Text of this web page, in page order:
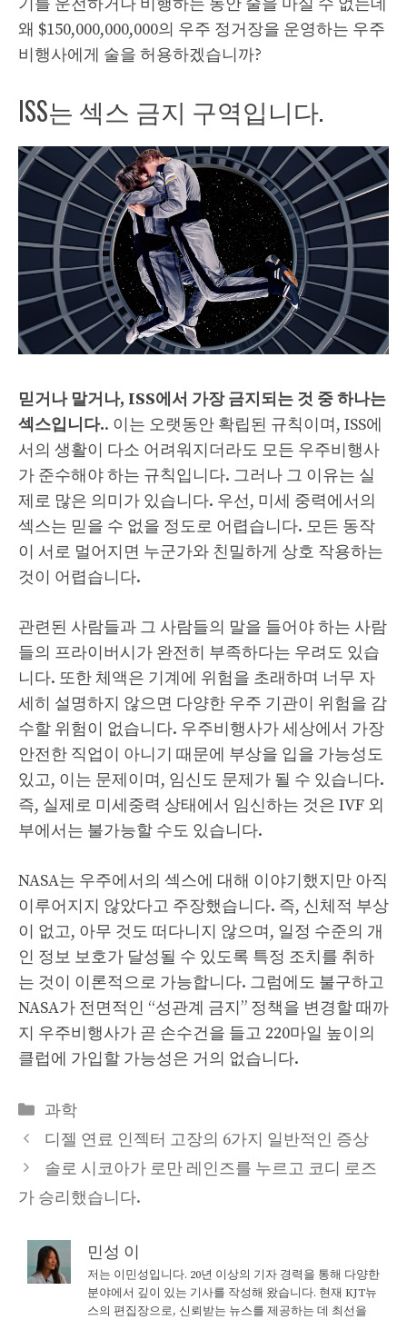
왜 $150,000,000,000의 우주 정거장을 운영하는 우주
비행사에게 술을 허용하겠습니까?
ISS는 섹스 금지 구역입니다.
믿거나 말거나, ISS에서 가장 금지되는 것 중 하나는
섹스입니다.. 이는 오랫동안 확립된 규칙이며, ISS에
서의 생활이 다소 어려워지더라도 모든 우주비행사
가 준수해야 하는 규칙입니다. 그러나 그 이유는 실
제로 많은 의미가 있습니다. 우선, 미세 중력에서의
섹스는 믿을 수 없을 정도로 어렵습니다. 모든 동작
이 서로 멀어지면 누군가와 친밀하게 상호 작용하는
것이 어렵습니다.
관련된 사람들과 그 사람들의 말을 들어야 하는 사람
들의 프라이버시가 완전히 부족하다는 우려도 있습
니다. 또한 체액은 기계에 위험을 초래하며 너무 자
세히 설명하지 않으면 다양한 우주 기관이 위험을 감
수할 위험이 없습니다. 우주비행사가 세상에서 가장
안전한 직업이 아니기 때문에 부상을 입을 가능성도
있고, 이는 문제이며, 임신도 문제가 될 수 있습니다.
즉, 실제로 미세중력 상태에서 임신하는 것은 IVF 외
부에서는 불가능할 수도 있습니다.
NASA는 우주에서의 섹스에 대해 이야기했지만 아직
이루어지지 않았다고 주장했습니다. 즉, 신체적 부상
이 없고, 아무 것도 떠다니지 않으며, 일정 수준의 개
인 정보 보호가 달성될 수 있도록 특정 조치를 취하
는 것이 이론적으로 가능합니다. 그럼에도 불구하고
NASA가 전면적인 “성관계 금지” 정책을 변경할 때까
지 우주비행사가 곧 손수건을 들고 220마일 높이의
클럽에 가입할 가능성은 거의 없습니다.
Categories
과학
디젤 연료 인젝터 고장의 6가지 일반적인 증상
솔로 시코아가 로만 레인즈를 누르고 코디 로즈
가 승리했습니다.
민성 이
저는 이민성입니다. 20년 이상의 기자 경력을 통해 다양한
분야에서 깊이 있는 기사를 작성해 왔습니다. 현재 KJT뉴
스의 편집장으로, 신뢰받는 뉴스를 제공하는 데 최선을